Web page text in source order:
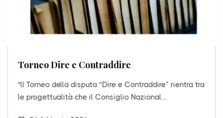
Torneo Dire e Contraddire
"ll Torneo della disputa “Dire e Contraddire” rientra tra
le progettualità che il Consiglio Nazional…